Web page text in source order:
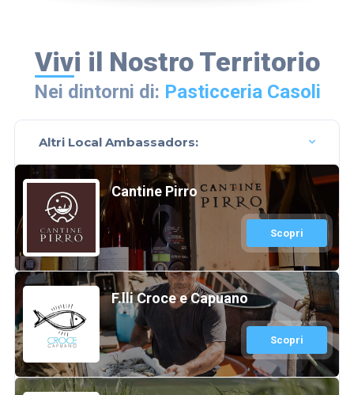
Vivi il Nostro Territorio
Nei dintorni di: Pasticceria Casoli
Altri Local Ambassadors:
Cantine Pirro
Scopri
F.lli Croce e Capuano
Scopri